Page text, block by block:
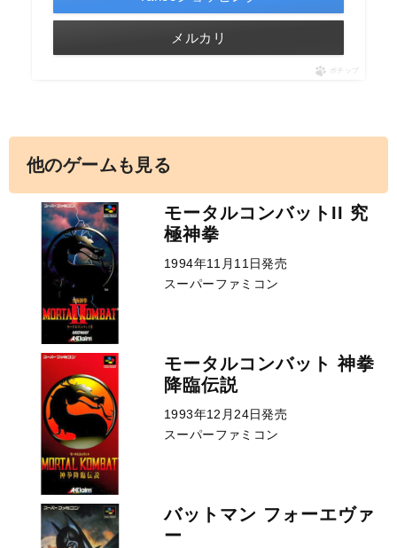
メルカリ
ポチップ
他のゲームも見る
モータルコンバットII 究
極神拳
1994年11月11日発売
スーパーファミコン
モータルコンバット 神拳
降臨伝説
1993年12月24日発売
スーパーファミコン
バットマン フォーエヴァ
ー